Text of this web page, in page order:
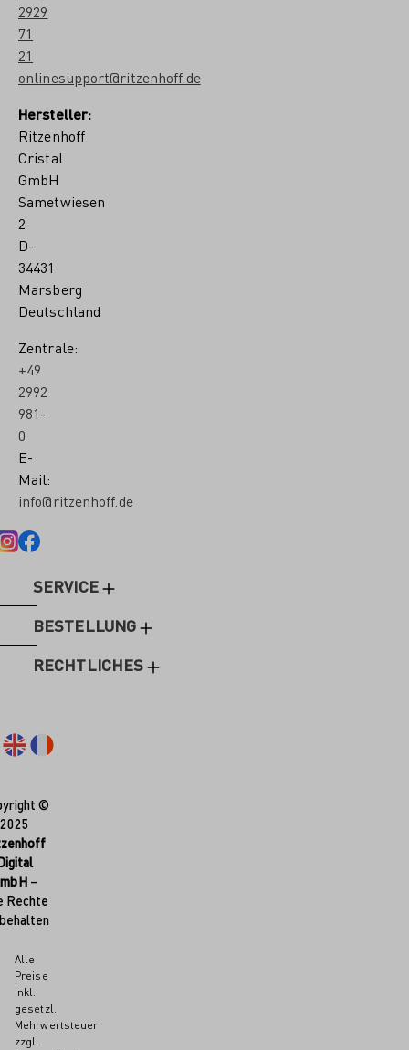
2929
71
21
onlinesupport@ritzenhoff.de
Hersteller:
Ritzenhoff
Cristal
GmbH
Sametwiesen
2
D-
34431
Marsberg
Deutschland
Zentrale:
+49
2992
981-
0
E-
Mail:
info@ritzenhoff.de
SERVICE
BESTELLUNG
RECHTLICHES
©
2025
–
Rechte
Alle
Preise
inkl.
gesetzl.
Mehrwertsteuer
zzgl.